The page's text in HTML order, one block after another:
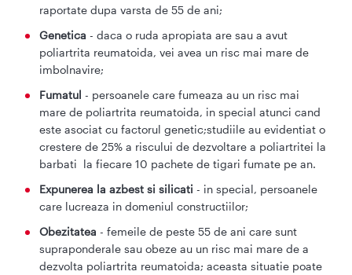
raportate dupa varsta de 55 de ani;
Genetica - daca o ruda apropiata are sau a avut
poliartrita reumatoida, vei avea un risc mai mare de
imbolnavire;
Fumatul - persoanele care fumeaza au un risc mai
mare de poliartrita reumatoida, in special atunci cand
este asociat cu factorul genetic;studiile au evidentiat o
crestere de 25% a riscului de dezvoltare a poliartritei la
barbati la fiecare 10 pachete de tigari fumate pe an.
Expunerea la azbest si silicati - in special, persoanele
care lucreaza in domeniul constructiilor;
Obezitatea - femeile de peste 55 de ani care sunt
supraponderale sau obeze au un risc mai mare de a
dezvolta poliartrita reumatoida; aceasta situatie poate